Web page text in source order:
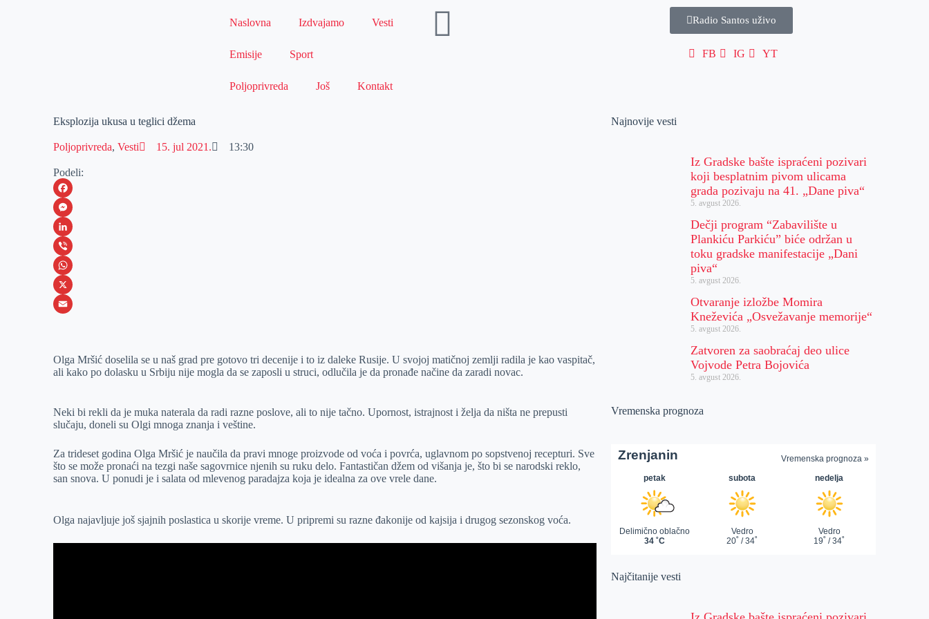
Naslovna Izdvajamo Vesti
Emisije Sport
Poljoprivreda Još Kontakt
Radio Santos uživo
FB IG YT
Eksplozija ukusa u teglici džema
Poljoprivreda,Vesti 15. jul 2021. 13:30
Podeli:
F
a
c
e
b
o
M
e
s
s
e
e
L
i
n
k
I
V
i
b
W
h
s
p
X
a
Olga Mršić doselila se u naš grad pre gotovo tri decenije i to iz daleke Rusije. U svojoj matičnoj zemlji radila je kao vaspitač,
ali kako po dolasku u Srbiju nije mogla da se zaposli u struci, odlučila je da pronađe načine da zaradi novac.
Neki bi rekli da je muka naterala da radi razne poslove, ali to nije tačno. Upornost, istrajnost i želja da ništa ne prepusti
slučaju, doneli su Olgi mnoga znanja i veštine.
Za trideset godina Olga Mršić je naučila da pravi mnoge proizvode od voća i povrća, uglavnom po sopstvenoj recepturi. Sve
što se može pronaći na tezgi naše sagovrnice njenih su ruku delo. Fantastičan džem od višanja je, što bi se narodski reklo,
san snova. U ponudi je i salata od mlevenog paradajza koja je idealna za ove vrele dane.
Olga najavljuje još sjajnih poslastica u skorije vreme. U pripremi su razne đakonije od kajsija i drugog sezonskog voća.
Najnovije vesti
Iz Gradske bašte ispraćeni pozivari
koji besplatnim pivom ulicama
grada pozivaju na 41. „Dane piva“
5. avgust 2026.
Dečji program “Zabavilište u
Plankiću Parkiću” biće održan u
toku gradske manifestacije „Dani
piva“
5. avgust 2026.
Otvaranje izložbe Momira
Kneževića „Osvežavanje memorije“
5. avgust 2026.
Zatvoren za saobraćaj deo ulice
Vojvode Petra Bojovića
5. avgust 2026.
Vremenska prognoza
Najčitanije vesti